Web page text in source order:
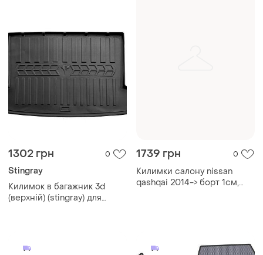
1302 грн 0
Stingray
Килимок в багажник 3d
(верхній) (stingray) для
1739 грн 0
Килимки салону nissan
qashqai 2014-> борт 1см,